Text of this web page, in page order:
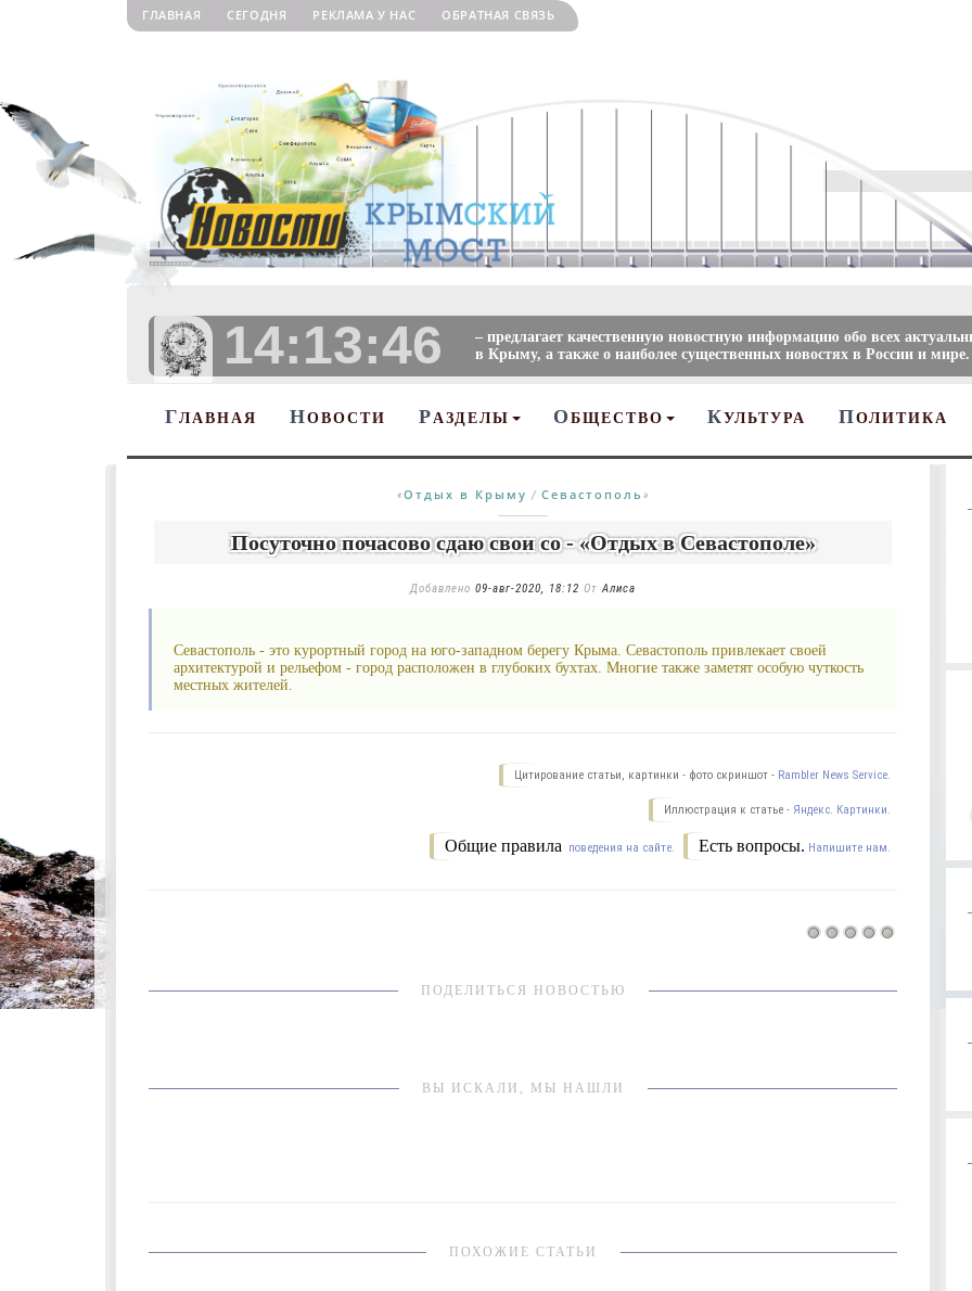
ГЛАВНАЯ СЕГОДНЯ РЕКЛАМА У НАС ОБРАТНАЯ СВЯЗЬ
14:13:47
– предлагает качественную новостную информацию обо всех
в Крыму, а также о наиболее существенных новостях в России и мире.
ГЛАВНАЯ НОВОСТИ Р АЗДЕЛЫ О БЩЕСТВО КУЛЬТУРА ПОЛИТИКА
«Отдых в Крыму / Севастополь »
Посуточно почасово сдаю свои со - «Отдых в Севастополе»
Добавлено 09-авг-2020, 18:12 ОтАлиса
Севастополь - это курортный город на юго-западном берегу Крыма. Севастополь привлекает своей
архитектурой и рельефом - город расположен в глубоких бухтах. Многие также заметят особую чуткость
местных жителей.
Цитирование статьи, картинки - фото скриншот - Rambler News Service.
Иллюстрация к статье - Яндекс. Картинки.
Есть вопросы. Напишите нам.
Общие правила поведения на сайте.
ПОДЕЛИТЬСЯ НОВОСТЬЮ
ВЫ ИСКАЛИ, МЫ НАШЛИ
ПОХОЖИЕ СТАТЬИ